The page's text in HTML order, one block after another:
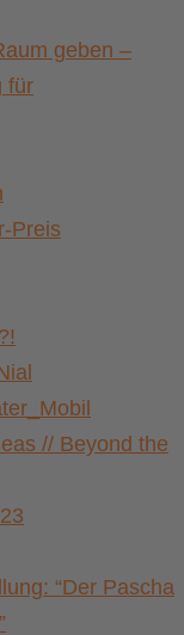
geben –
für
Preis
// Beyond the
“Der Pascha